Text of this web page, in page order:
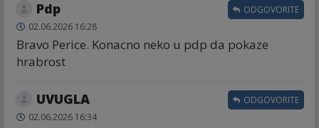
Pdp
02.06.2026 16:28
Bravo Perice. Konacno neko u pdp da pokaze
hrabrost
ODGOVORITE
UVUGLA
02.06.2026 16:34
ODGOVORITE